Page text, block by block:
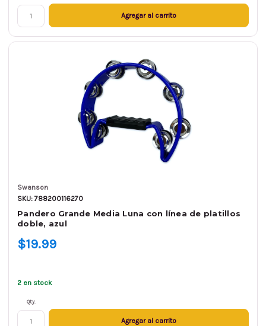
Agregar al carrito
Swanson
SKU: 788200116270
Pandero Grande Media Luna con línea de platillos
doble, azul
$19.99
2 en stock
Qty.
Agregar al carrito